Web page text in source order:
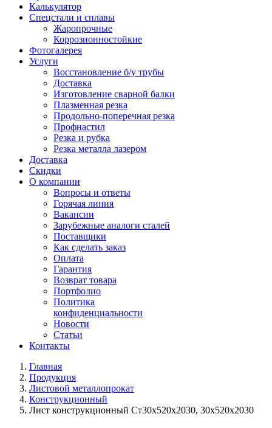
Калькулятор
Спецстали и сплавы
Жаропрочные
Коррозионностойкие
Фотогалерея
Услуги
Восстановление б/у трубы
Доставка
Изготовление сварной балки
Плазменная резка
Продольно-поперечная резка
Профнастил
Резка и рубка
Резка металла лазером
Доставка
Скидки
О компании
Вопросы и ответы
Горячая линия
Вакансии
Зарубежные аналоги сталей
Поставщики
Как сделать заказ
Оплата
Гарантия
Возврат товара
Портфолио
Политика
конфиденциальности
Новости
Статьи
Контакты
Главная
Продукция
Листовой металлопрокат
Конструкционный
Лист конструкционный Ст30х520х2030, 30х520х2030